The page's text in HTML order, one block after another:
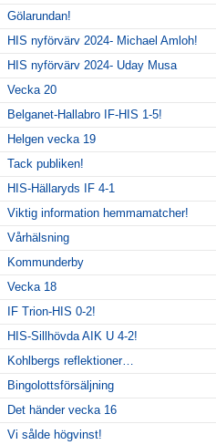
Gölarundan!
HIS nyförvärv 2024- Michael Amloh!
HIS nyförvärv 2024- Uday Musa
Vecka 20
Belganet-Hallabro IF-HIS 1-5!
Helgen vecka 19
Tack publiken!
HIS-Hällaryds IF 4-1
Viktig information hemmamatcher!
Vårhälsning
Kommunderby
Vecka 18
IF Trion-HIS 0-2!
HIS-Sillhövda AIK U 4-2!
Kohlbergs reflektioner…
Bingolottsförsäljning
Det händer vecka 16
Vi sålde högvinst!